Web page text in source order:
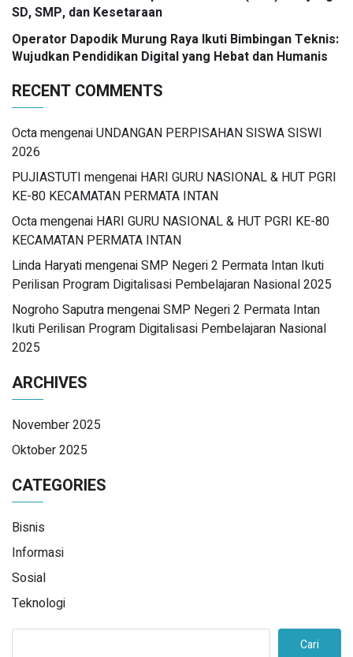
SD, SMP, dan Kesetaraan
Operator Dapodik Murung Raya Ikuti Bimbingan Teknis:
Wujudkan Pendidikan Digital yang Hebat dan Humanis
RECENT COMMENTS
OctamengenaiUNDANGAN PERPISAHAN SISWA SISWI
2026
PUJIASTUTI mengenai HARI GURU NASIONAL & HUT PGRI
KE-80 KECAMATAN PERMATA INTAN
Octamengenai HARI GURU NASIONAL & HUT PGRI KE-80
KECAMATAN PERMATA INTAN
Linda HaryatimengenaiSMP Negeri 2 Permata Intan Ikuti
Perilisan Program Digitalisasi Pembelajaran Nasional 2025
Nogroho SaputramengenaiSMP Negeri 2 Permata Intan
Ikuti Perilisan Program Digitalisasi Pembelajaran Nasional
2025
ARCHIVES
November 2025
Oktober 2025
CATEGORIES
Bisnis
Informasi
Sosial
Teknologi
Cari